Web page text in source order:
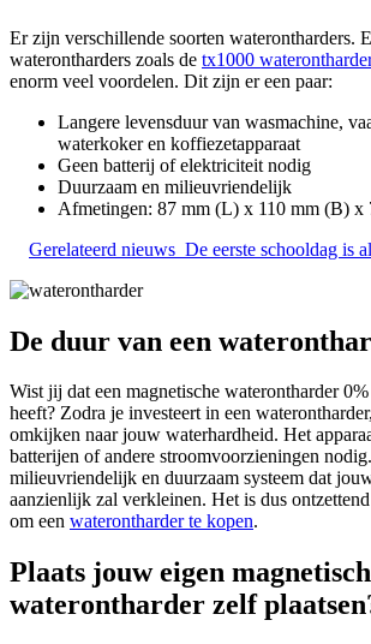
Er zijn verschillende soorten waterontharders.
waterontharders zoals de tx1000
enorm veel voordelen. Dit zijn er een paar:
Langere levensduur van wasmachine,
waterkoker en koffiezetapparaat
Geen batterij of elektriciteit nodig
Duurzaam en milieuvriendelijk
Afmetingen: 87 mm (L) x 110 mm (B) x
Gerelateerd nieuws De eerste schooldag is
De duur van een
Wist jij dat een magnetische waterontharder
heeft? Zodra je investeert in een
omkijken naar jouw waterhardheid. Het
batterijen of andere stroomvoorzieningen
milieuvriendelijk en duurzaam systeem dat
aanzienlijk zal verkleinen. Het is dus
om een waterontharder te kopen.
Plaats jouw eigen
waterontharder zelf